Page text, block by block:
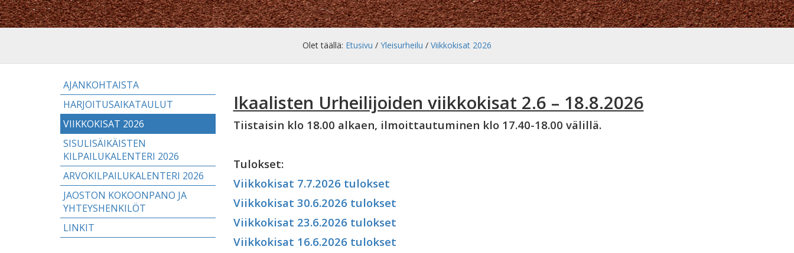
Olet täällä: Etusivu / Yleisurheilu / Viikkokisat 2026
AJANKOHTAISTA
HARJOITUSAIKATAULUT
VIIKKOKISAT 2026
SISULISÄIKÄISTEN
KILPAILUKALENTERI 2026
ARVOKILPAILUKALENTERI 2026
JAOSTON KOKOONPANO JA
YHTEYSHENKILÖT
LINKIT
Ikaalisten Urheilijoiden viikkokisat 2.6 – 18.8.2026
Tiistaisin klo 18.00 alkaen, ilmoittautuminen klo 17.40-18.00 välillä.
Tulokset:
Viikkokisat 7.7.2026 tulokset
Viikkokisat 30.6.2026 tulokset
Viikkokisat 23.6.2026 tulokset
Viikkokisat 16.6.2026 tulokset